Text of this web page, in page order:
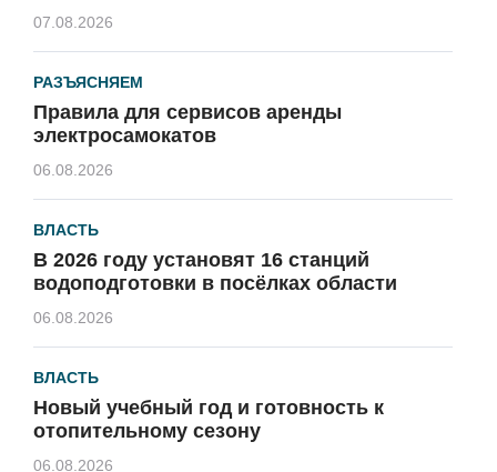
07.08.2026
РАЗЪЯСНЯЕМ
Правила для сервисов аренды
электросамокатов
06.08.2026
ВЛАСТЬ
В 2026 году установят 16 станций
водоподготовки в посёлках области
06.08.2026
ВЛАСТЬ
Новый учебный год и готовность к
отопительному сезону
06.08.2026